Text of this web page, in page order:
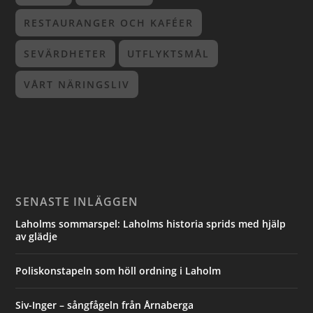
RESTAURANGER OCH KAFÉER
SEVÄRDHETER UTFLYKTSMÅL
VÅRT NÄRINGSLIV
SENASTE INLÄGGEN
Laholms sommarspel: Laholms historia sprids med hjälp
av glädje
Poliskonstapeln som höll ordning i Laholm
Siv-Inger – sångfågeln från Årnaberga